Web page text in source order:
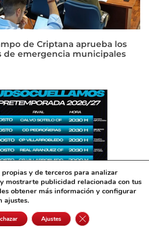
de Criptana aprueba los
de emergencia municipales
inicia su
siete amistosos antes del
y de terceros para analizar
mostrarte publicidad relacionada con tus
obtener más información y configurar
ajustes.
Ajustes Cerrar el banner de